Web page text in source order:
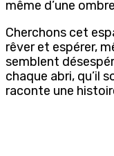
même d’une
Cherchons cet
rêver et espérer,
semblent
chaque abri, qu’il
raconte une